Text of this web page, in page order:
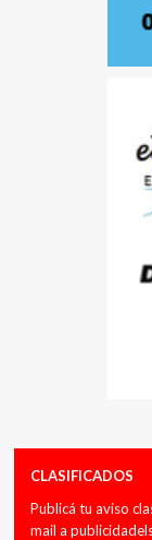
CLASIFICADOS
Publicá tu aviso
mail a